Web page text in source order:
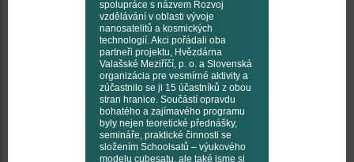
spolupráce s názvem Rozvoj
vzdělávání v oblasti vývoje
nanosatelitů a kosmických
technologií. Akci pořádali oba
partneři projektu, Hvězdárna
Valašské Meziříčí, p. o. a Slovenská
organizácia pre vesmírné aktivity a
zúčastnilo se ji 15 účastníků z obou
stran hranice. Součástí opravdu
bohatého a zajímavého programu
byly nejen teoretické přednášky,
semináře, praktické činnosti se
složením Schoolsatů – výukového
modelu cubesatu, ale také jsme si